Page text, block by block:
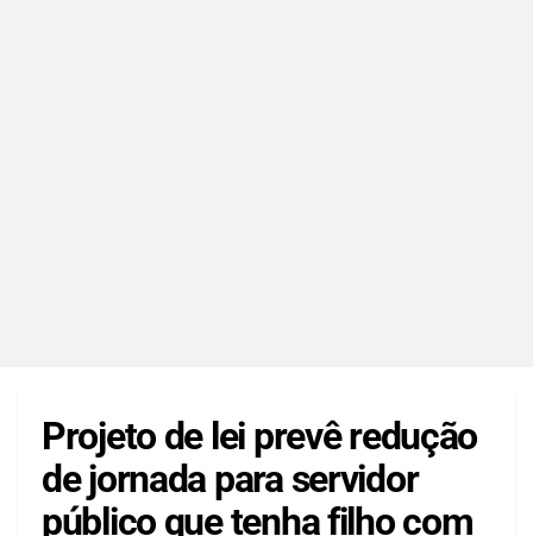
Projeto de lei prevê redução
de jornada para servidor
público que tenha filho com